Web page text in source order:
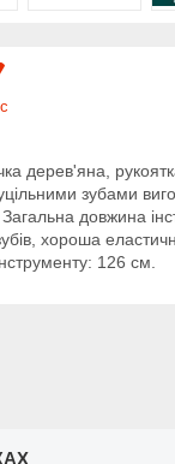
дерев'яна,
зубами
довжина
хороша
126 см.